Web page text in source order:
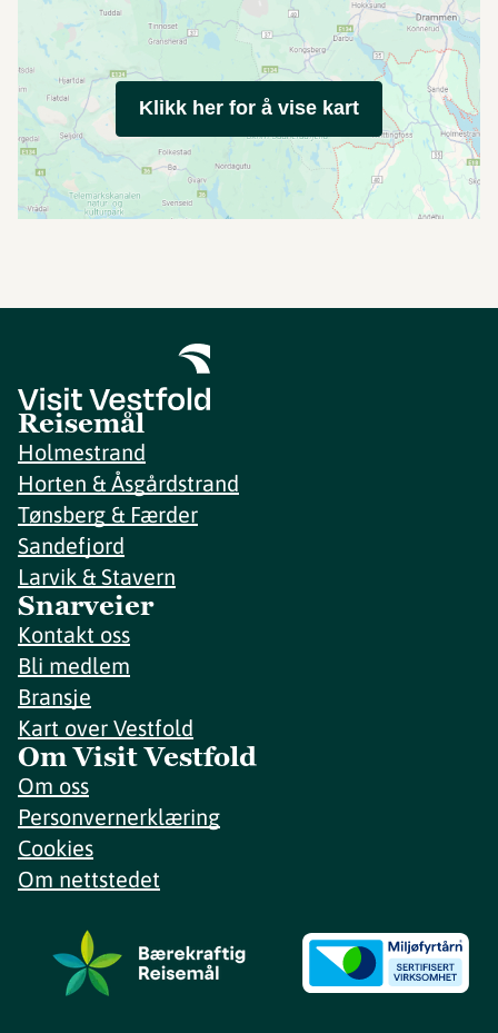
Klikk her for å vise kart
Reisemål
Holmestrand
Horten & Åsgårdstrand
Tønsberg & Færder
Sandefjord
Larvik & Stavern
Snarveier
Kontakt oss
Bli medlem
Bransje
Kart over Vestfold
Om Visit Vestfold
Om oss
Personvernerklæring
Cookies
Om nettstedet